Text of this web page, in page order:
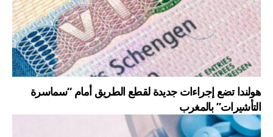
هولندا تضع إجراءات جديدة لقطع الطريق أمام “سماسرة
التأشيرات” بالمغرب